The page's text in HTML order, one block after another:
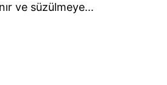
ve süzülmeye…